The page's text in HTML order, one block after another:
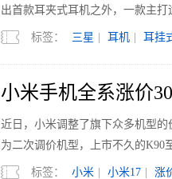
出首款耳夹式耳机之外，一款主打
标签： 三星 耳机 耳挂
小米手机全系涨价
近日，小米调整了旗下众多机型的
为二次调价机型，上市不久的K90
标签： 小米 小米17 涨